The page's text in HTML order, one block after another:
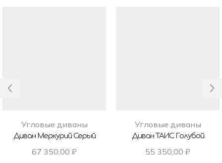
Угловые диваны
Диван Меркурий Серый
67 350,00 ₽
Угловые диваны
Диван ТАИС Голубой
55 350,00 ₽